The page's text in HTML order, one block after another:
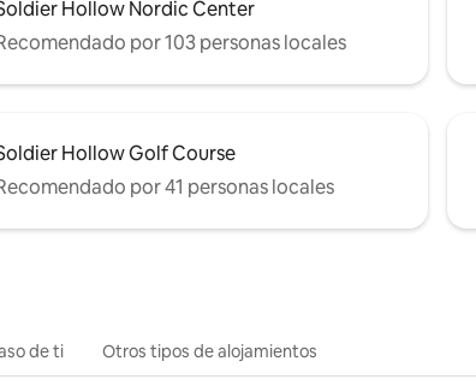
Hollow Nordic Center
por 103 personas locales
Hollow Golf Course
por 41 personas locales
de ti Otros tipos de alojamientos